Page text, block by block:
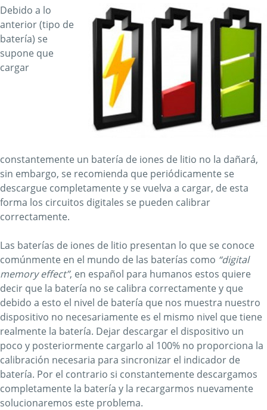
Debido a lo
anterior (tipo de
batería) se
supone que
cargar
constantemente un batería de iones de litio no la dañará,
sin embargo, se recomienda que periódicamente se
descargue completamente y se vuelva a cargar, de esta
forma los circuitos digitales se pueden calibrar
correctamente.
Las baterías de iones de litio presentan lo que se conoce
comúnmente en el mundo de las baterías como “digital
memory effect”, en español para humanos estos quiere
decir que la batería no se calibra correctamente y que
debido a esto el nivel de batería que nos muestra nuestro
dispositivo no necesariamente es el mismo nivel que tiene
realmente la batería. Dejar descargar el dispositivo un
poco y posteriormente cargarlo al 100% no proporciona la
calibración necesaria para sincronizar el indicador de
batería. Por el contrario si constantemente descargamos
completamente la batería y la recargarmos nuevamente
solucionaremos este problema.